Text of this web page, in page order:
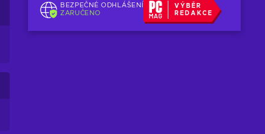
BEZPEČNÉ ODHLÁŠENÍ
ZARUČENO
VÝBĚR
REDAKCE